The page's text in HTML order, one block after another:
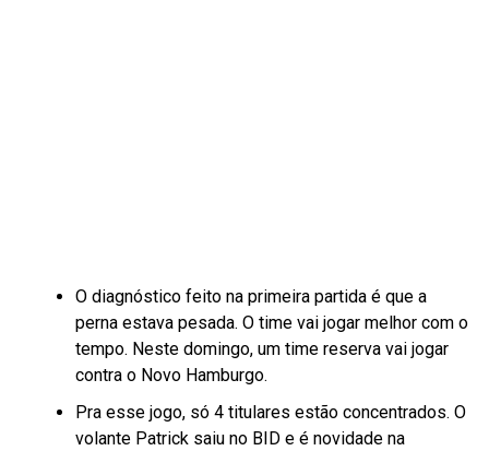
O diagnóstico feito na primeira partida é que a
perna estava pesada. O time vai jogar melhor com o
tempo. Neste domingo, um time reserva vai jogar
contra o Novo Hamburgo.
Pra esse jogo, só 4 titulares estão concentrados. O
volante Patrick saiu no BID e é novidade na